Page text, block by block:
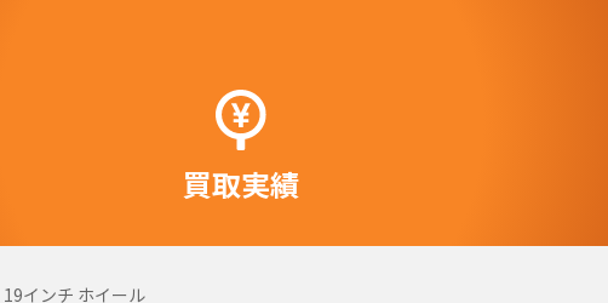
買取実績
インチ ホイール